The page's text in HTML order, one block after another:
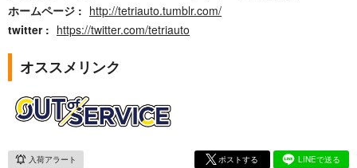
ホームページ
http://tetriauto.tumblr.com/
twitter
https://twitter.com/tetriauto
オススメリンク
入荷アラート ポストする LINEで送る